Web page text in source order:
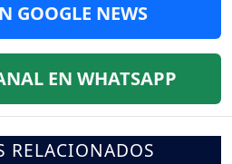
GOOGLE NEWS
EN WHATSAPP
RELACIONADOS